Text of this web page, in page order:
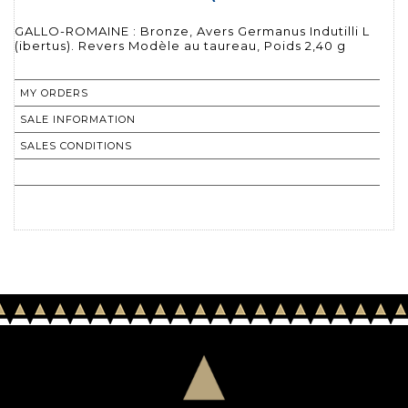
GALLO-ROMAINE : Bronze, Avers Germanus Indutilli L
(ibertus). Revers Modèle au taureau, Poids 2,40 g
MY ORDERS
SALE INFORMATION
SALES CONDITIONS